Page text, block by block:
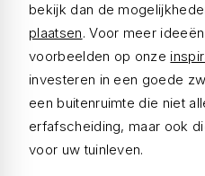
bekijk dan de
plaatsen. Voor meer
voorbeelden op onze
investeren in een goede
een buitenruimte die niet
erfafscheiding, maar ook
voor uw tuinleven.